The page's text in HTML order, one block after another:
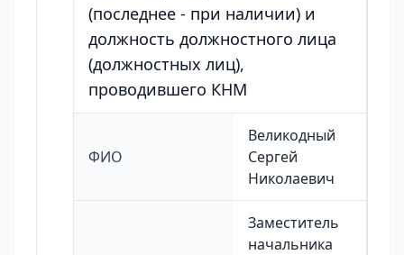
(последнее - при наличии) и
должность должностного лица
(должностных лиц),
проводившего КНМ
ФИО
Великодный
Сергей
Николаевич
Заместитель
начальника